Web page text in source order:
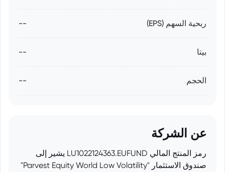
ربحية السهم (EPS) --
بيتا --
الحجم --
عن الشركة
رمز المنتج المالي LU1022124363.EUFUND يشير إلى
صندوق الاستثمار "Parvest Equity World Low Volatility"